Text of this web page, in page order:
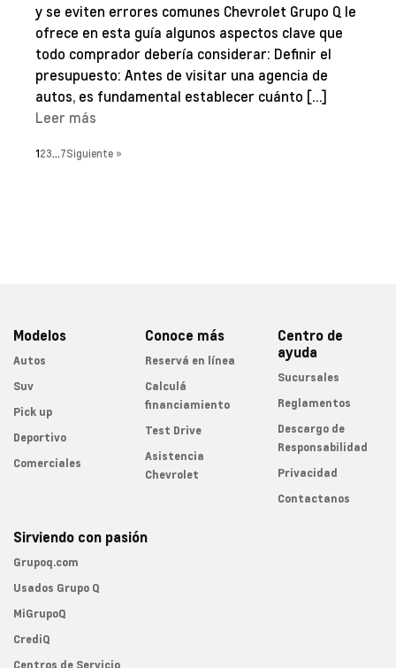
y se eviten errores comunes Chevrolet Grupo Q le
ofrece en esta guía algunos aspectos clave que
todo comprador debería considerar: Definir el
presupuesto: Antes de visitar una agencia de
autos, es fundamental establecer cuánto […]
Leer más
123…7Siguiente »
Modelos
Autos
Suv
Pick up
Deportivo
Comerciales
Conoce más
Reservá en línea
Calculá
financiamiento
Test Drive
Asistencia
Chevrolet
Centro de
ayuda
Sucursales
Reglamentos
Descargo de
Responsabilidad
Privacidad
Contactanos
Sirviendo con pasión
Grupoq.com
Usados Grupo Q
MiGrupoQ
CrediQ
Centros de Servicio